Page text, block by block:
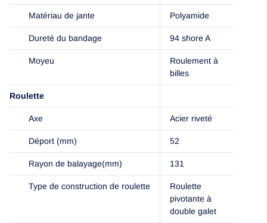
Matériau de jante Polyamide
Dureté du bandage 94 shore A
Moyeu
Roulement à
billes
Roulette
Axe Acier riveté
Déport (mm) 52
Rayon de balayage(mm) 131
Type de construction de roulette
Roulette
pivotante à
double galet